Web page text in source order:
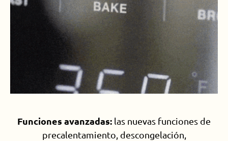
Funciones avanzadas: las nuevas funciones de
precalentamiento, descongelación,